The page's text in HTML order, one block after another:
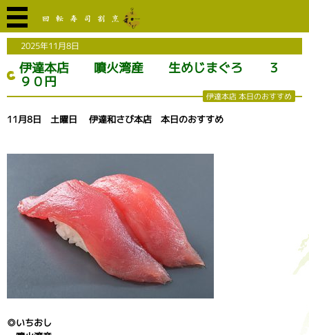
2025年11月8日
伊達本店 噴火湾産 生めじまぐろ ３
９０円
伊達本店 本日のおすすめ
11月8日 土曜日 伊達和さび本店 本日のおすすめ
◎いちおし